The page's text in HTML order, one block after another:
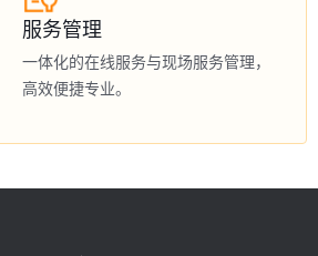
服务管理
一体化的在线服务与现场服务管理，
高效便捷专业。